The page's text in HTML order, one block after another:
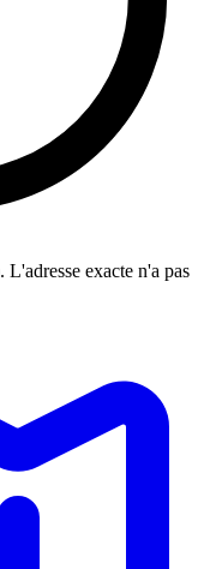
exacte n'a pas